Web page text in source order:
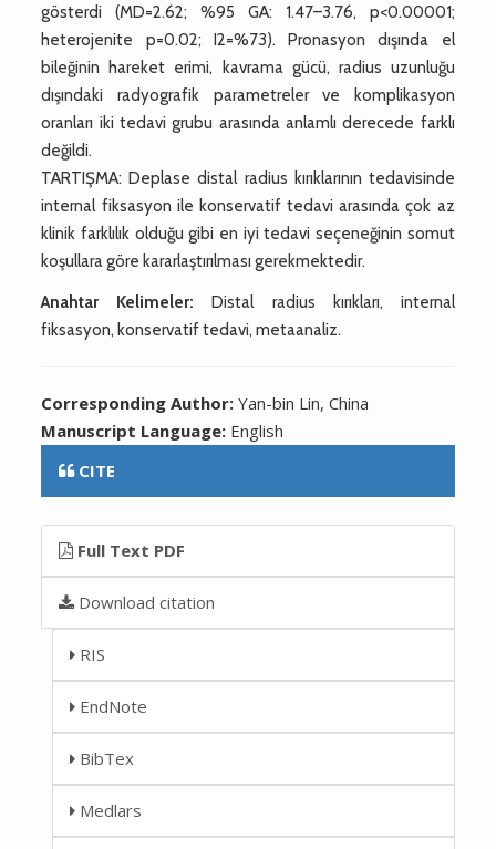
gösterdi (MD=2.62; %95 GA: 1.47–3.76, p<0.00001;
heterojenite p=0.02; I2=%73). Pronasyon dışında el
bileğinin hareket erimi, kavrama gücü, radius uzunluğu
dışındaki radyografik parametreler ve komplikasyon
oranları iki tedavi grubu arasında anlamlı derecede farklı
değildi.
TARTIŞMA: Deplase distal radius kırıklarının tedavisinde
internal fiksasyon ile konservatif tedavi arasında çok az
klinik farklılık olduğu gibi en iyi tedavi seçeneğinin somut
koşullara göre kararlaştırılması gerekmektedir.
Anahtar Kelimeler: Distal radius kırıkları, internal
fiksasyon, konservatif tedavi, metaanaliz.
Corresponding Author:Yan-bin Lin, China
Manuscript Language: English
CITE
Full Text PDF
Download citation
RIS
EndNote
BibTex
Medlars